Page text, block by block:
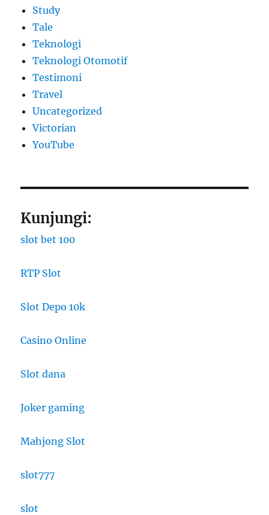
Study
Tale
Teknologi
Teknologi Otomotif
Testimoni
Travel
Uncategorized
Victorian
YouTube
Kunjungi:
slot bet 100
RTP Slot
Slot Depo 10k
Casino Online
Slot dana
Joker gaming
Mahjong Slot
slot777
slot